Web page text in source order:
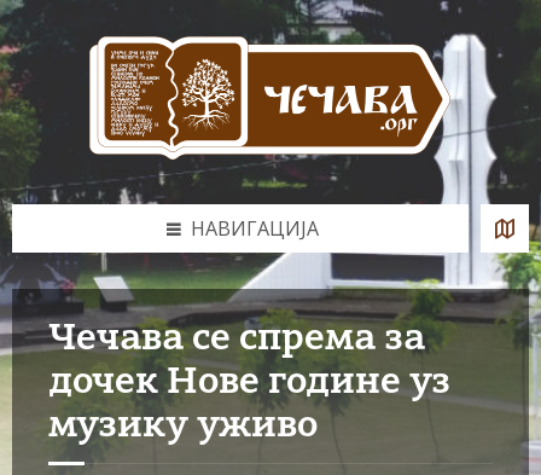
Skip
to
content
Skip
to
left
sidebar
Skip
to
footer
НАВИГАЦИЈА
Чечава се спрема за
дочек Нове године уз
музику уживо